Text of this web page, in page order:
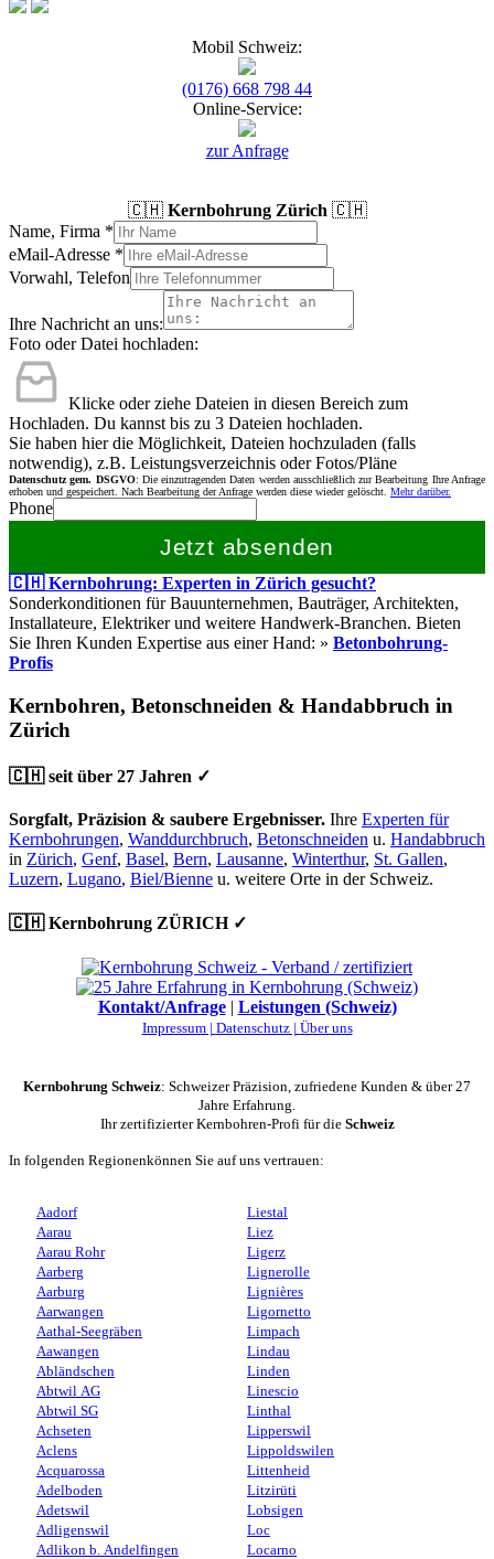
Mobil Schweiz:
(0176) 668 798 44
Online-Service:
zur Anfrage
🇨🇭 Kernbohrung Zürich 🇨🇭
Name, Firma *
eMail-Adresse *
Vorwahl, Telefon
Ihre Nachricht an uns:
Foto oder Datei hochladen:
Klicke oder ziehe Dateien in diesen Bereich zum
Hochladen. Du kannst bis zu 3 Dateien hochladen.
Sie haben hier die Möglichkeit, Dateien hochzuladen (falls
notwendig), z.B. Leistungsverzeichnis oder Fotos/Pläne
Datenschutz gem. DSGVO: Die einzutragenden Daten werden ausschließlich zur Bearbeitung Ihre Anfrage
erhoben und gespeichert. Nach Bearbeitung der Anfrage werden diese wieder gelöscht. Mehr darüber.
Phone
Jetzt absenden
🇨🇭 Kernbohrung: Experten in Zürich gesucht?
Sonderkonditionen für Bauunternehmen, Bauträger, Architekten,
Installateure, Elektriker und weitere Handwerk-Branchen. Bieten
Sie Ihren Kunden Expertise aus einer Hand: » Betonbohrung-
Profis
Kernbohren, Betonschneiden & Handabbruch in
Zürich
🇨🇭 seit über 27 Jahren ✓
Sorgfalt, Präzision & saubere Ergebnisser. Ihre Experten für
Kernbohrungen, Wanddurchbruch, Betonschneiden u. Handabbruch
in Zürich, Genf, Basel, Bern, Lausanne, Winterthur, St. Gallen,
Luzern, Lugano, Biel/Bienne u. weitere Orte in der Schweiz.
🇨🇭 Kernbohrung ZÜRICH ✓
Kontakt/Anfrage| Leistungen (Schweiz)
Impressum | Datenschutz | Über uns
Kernbohrung Schweiz: Schweizer Präzision, zufriedene Kunden & über 27
Jahre Erfahrung.
Ihr zertifizierter Kernbohren-Profi für die Schweiz
In folgenden Regionenkönnen Sie auf uns vertrauen:
Aadorf
Aarau
Aarau Rohr
Aarberg
Aarburg
Aarwangen
Aathal-Seegräben
Aawangen
Abländschen
Abtwil AG
Abtwil SG
Achseten
Aclens
Acquarossa
Adelboden
Adetswil
Adligenswil
Adlikon b. Andelfingen
Liestal
Liez
Ligerz
Lignerolle
Lignières
Ligornetto
Limpach
Lindau
Linden
Linescio
Linthal
Lipperswil
Lippoldswilen
Littenheid
Litzirüti
Lobsigen
Loc
Locarno